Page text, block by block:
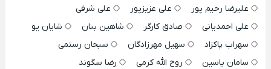
علیرضا رحیم پور
علی عزیزپور
علی شرفی
علی احمدیانی
صادق کارگر شاهین بنان
شایان یو
سهراب پاکزاد
سهیل مهرزادگان
سبحان رستمی
سامان یاسین
روح الله کرمی
رضا سگوند